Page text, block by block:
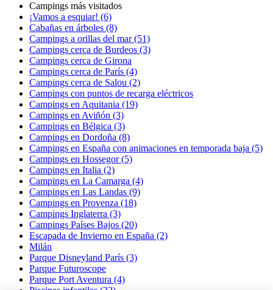
Campings más visitados
¡Vamos a esquiar! (6)
Cabañas en árboles (8)
Campings a orillas del mar (51)
Campings cerca de Burdeos (3)
Campings cerca de Girona
Campings cerca de París (4)
Campings cerca de Salou (2)
Campings con puntos de recarga eléctricos
Campings en Aquitania (19)
Campings en Aviñón (3)
Campings en Bélgica (3)
Campings en Dordoña (8)
Campings en España con animaciones en temporada baja (5)
Campings en Hossegor (5)
Campings en Italia (2)
Campings en La Camarga (4)
Campings en Las Landas (9)
Campings en Provenza (18)
Campings Inglaterra (3)
Campings Países Bajos (20)
Escapada de Invierno en España (2)
Milán
Parque Disneyland París (3)
Parque Futuroscope
Parque Port Aventura (4)